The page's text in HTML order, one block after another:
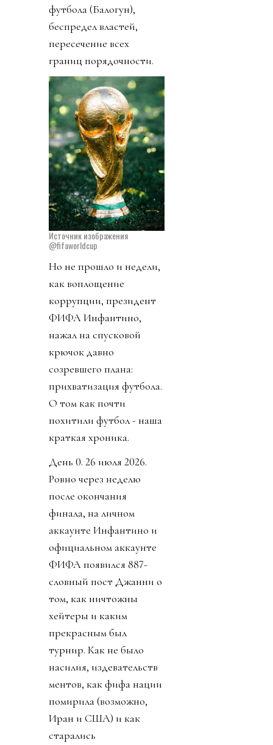
футбола (Балогун),
беспредел властей,
пересечение всех
границ порядочности.
Источник изображения
@fifaworldcup
Но не прошло и недели,
как воплощение
коррупции, президент
ФИФА Инфантино,
нажал на спусковой
крючок давно
созревшего плана:
прихватизация футбола.
О том как почти
похитили футбол - наша
краткая хроника.
День 0. 26 июля 2026.
Ровно через неделю
после окончания
финала, на личном
аккаунте Инфантино и
официальном аккаунте
ФИФА появился 887-
словный пост Джанни о
том, как ничтожны
хейтеры и каким
прекрасным был
турнир. Как не было
насилия, издевательств
ментов, как фифа нации
помирила (возможно,
Иран и США) и как
старались